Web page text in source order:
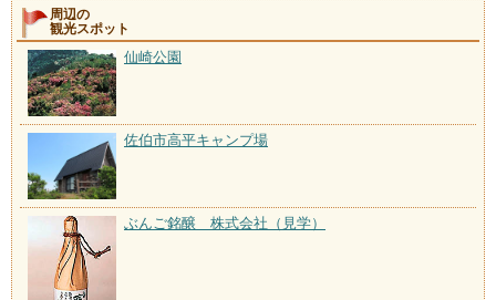
周辺の
観光スポット
仙崎公園
佐伯市高平キャンプ場
ぶんご銘醸 株式会社（見学）